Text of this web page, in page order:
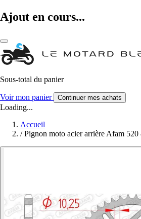
Ajout en cours...
Sous-total du panier
Voir mon panier Continuer mes achats
Loading...
Accueil
/ Pignon moto acier arrière Afam 520